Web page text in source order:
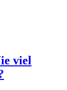
viel